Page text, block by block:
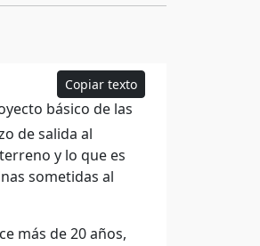
Copiar texto
básico de las
de salida al
y lo que es
sometidas al
más de 20 años,